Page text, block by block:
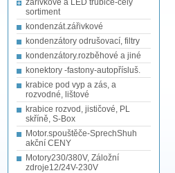
zářivkové a LED trubice-celý
sortiment
kondenzát.zářivkové
kondenzátory odrušovací, filtry
kondenzátory.rozběhové a jiné
konektory -fastony-autopřísluš.
krabice pod vyp a zás, a
rozvodné, lištové
krabice rozvod, jističové, PL
skříně, S-Box
Motor.spouštěče-SprechShuh
akční CENY
Motory230/380V, Záložní
zdroje12/24V-230V